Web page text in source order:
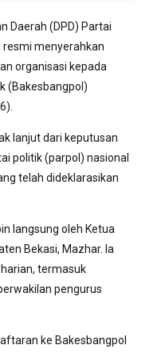
Daerah (DPD) Partai
resmi menyerahkan
organisasi kepada
(Bakesbangpol)
lanjut dari keputusan
politik (parpol) nasional
telah dideklarasikan
langsung oleh Ketua
Bekasi, Mazhar. Ia
termasuk
pengurus
ke Bakesbangpol